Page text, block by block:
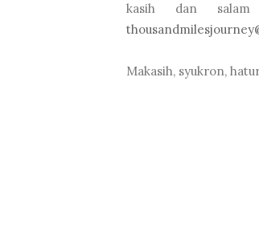
kasih dan salam
Makasih, syukron,